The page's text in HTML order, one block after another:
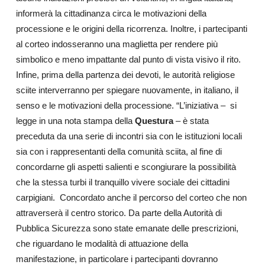
informerà la cittadinanza circa le motivazioni della
processione e le origini della ricorrenza. Inoltre, i partecipanti
al corteo indosseranno una maglietta per rendere più
simbolico e meno impattante dal punto di vista visivo il rito.
Infine, prima della partenza dei devoti, le autorità religiose
sciite interverranno per spiegare nuovamente, in italiano, il
senso e le motivazioni della processione. “L’iniziativa – si
legge in una nota stampa della Questura– è stata
preceduta da una serie di incontri sia con le istituzioni locali
sia con i rappresentanti della comunità sciita, al fine di
concordarne gli aspetti salienti e scongiurare la possibilità
che la stessa turbi il tranquillo vivere sociale dei cittadini
carpigiani. Concordato anche il percorso del corteo che non
attraverserà il centro storico. Da parte della Autorità di
Pubblica Sicurezza sono state emanate delle prescrizioni,
che riguardano le modalità di attuazione della
manifestazione, in particolare i partecipanti dovranno